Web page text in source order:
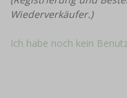
Wiederverkäufer.)
Ich habe noch kein